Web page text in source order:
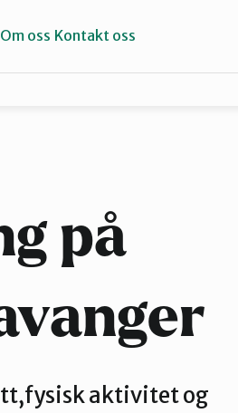
Suldal
Om oss Kontakt oss
på
aktivitet og